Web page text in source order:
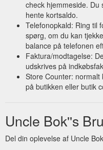
check hjemmeside.
hente kortsaldo.
Telefonopkald: Ring til
spørg, om du kan
balance på telefonen
Faktura/modtagelse:
udskrives på
Store Counter:
på butikken eller butik
Uncle Bok''s
Del din oplevelse af Uncle